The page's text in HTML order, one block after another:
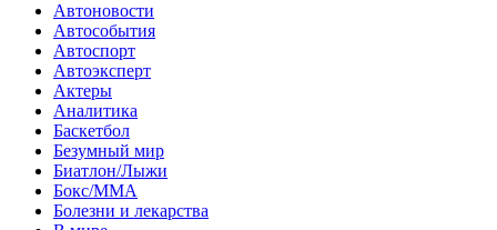
Автоновости
Автособытия
Автоспорт
Автоэксперт
Актеры
Аналитика
Баскетбол
Безумный мир
Биатлон/Лыжи
Бокс/MMA
Болезни и лекарства